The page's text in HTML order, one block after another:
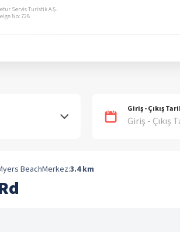
Servis Turistik A.Ş.
No: 728
Giriş - Çıkış
Giriş - Çıkış
BeachMerkez:3.4 km